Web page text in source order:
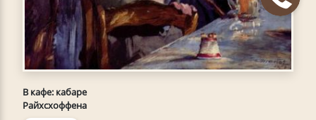
В кафе: кабаре
Райхсхоффена